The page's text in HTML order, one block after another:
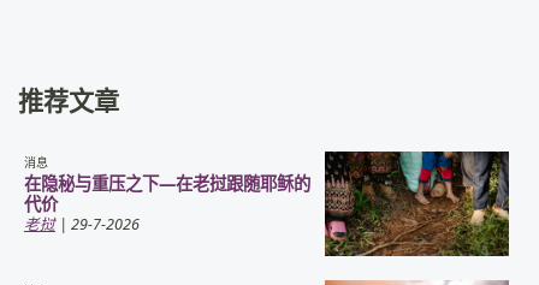
推荐文章
消息
在隐秘与重压之下—在老挝跟随耶稣的
代价
老挝| 29-7-2026